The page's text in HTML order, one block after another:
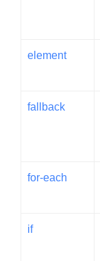
element
fallback
for-each
if